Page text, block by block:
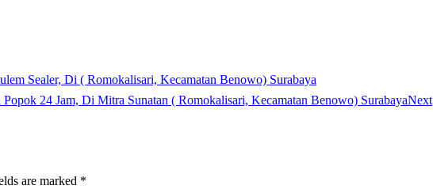
Sealer, Di ( Romokalisari, Kecamatan Benowo) Surabaya
24 Jam, Di Mitra Sunatan ( Romokalisari, Kecamatan Benowo) SurabayaNext
are marked *